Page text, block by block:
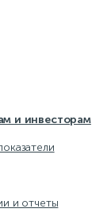
и инвесторам
и отчеты